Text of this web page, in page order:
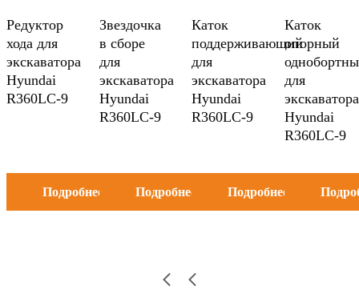
Редуктор
хода для
экскаватора
Hyundai
R360LC-9
Подробнее
Звездочка
в сборе
для
экскаватора
Hyundai
R360LC-9
Подробнее
Каток
поддерживающий
для
экскаватора
Hyundai
R360LC-9
Подробнее
Каток
опорный
для
экскаватора
Hyundai
R360LC-9